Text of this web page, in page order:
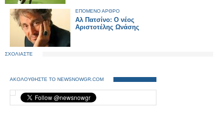
ΕΠΟΜΕΝΟ ΑΡΘΡΟ
Αλ Πατσίνο: Ο νέος
Αριστοτέλης Ωνάσης
ΣΧΟΛΙΑΣΤΕ
ΑΚΟΛΟΥΘΗΣΤΕ ΤΟ NEWSNOWGR.COM